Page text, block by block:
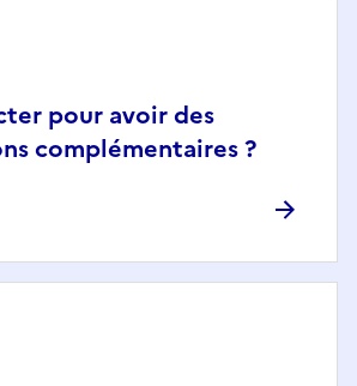
pour avoir des
complémentaires ?